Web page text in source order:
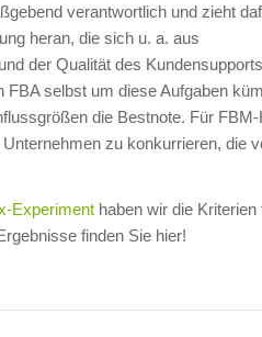
verantwortlich und zieht
heran, die sich u. a. aus
der Qualität des
FBA selbst um diese Aufgaben
die Bestnote. Für
zu konkurrieren, die
Experimenthaben wir die Kriterien
finden Sie hier!